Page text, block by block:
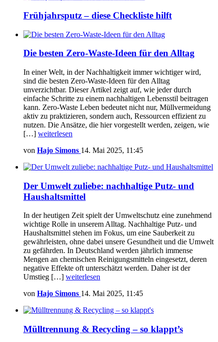
Frühjahrsputz – diese Checkliste hilft
Die besten Zero-Waste-Ideen für den Alltag
In einer Welt, in der Nachhaltigkeit immer wichtiger wird,
sind die besten Zero-Waste-Ideen für den Alltag
unverzichtbar. Dieser Artikel zeigt auf, wie jeder durch
einfache Schritte zu einem nachhaltigen Lebensstil beitragen
kann. Zero-Waste Leben bedeutet nicht nur, Müllvermeidung
aktiv zu praktizieren, sondern auch, Ressourcen effizient zu
nutzen. Die Ansätze, die hier vorgestellt werden, zeigen, wie
[…] weiterlesen
von Hajo Simons 14. Mai 2025, 11:45
Der Umwelt zuliebe: nachhaltige Putz- und
Haushaltsmittel
In der heutigen Zeit spielt der Umweltschutz eine zunehmend
wichtige Rolle in unserem Alltag. Nachhaltige Putz- und
Haushaltsmittel stehen im Fokus, um eine Sauberkeit zu
gewährleisten, ohne dabei unsere Gesundheit und die Umwelt
zu gefährden. In Deutschland werden jährlich immense
Mengen an chemischen Reinigungsmitteln eingesetzt, deren
negative Effekte oft unterschätzt werden. Daher ist der
Umstieg […] weiterlesen
von Hajo Simons 14. Mai 2025, 11:45
Mülltrennung & Recycling – so klappt’s